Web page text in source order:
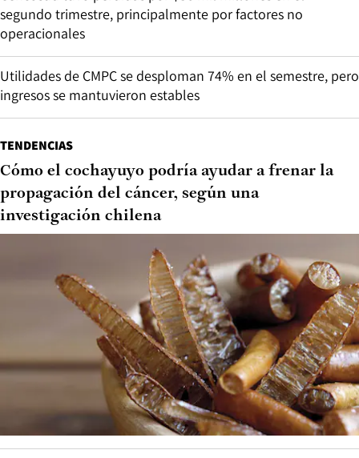
segundo trimestre, principalmente por factores no
operacionales
Utilidades de CMPC se desploman 74% en el semestre, pero
ingresos se mantuvieron estables
TENDENCIAS
Cómo el cochayuyo podría ayudar a frenar la
propagación del cáncer, según una
investigación chilena